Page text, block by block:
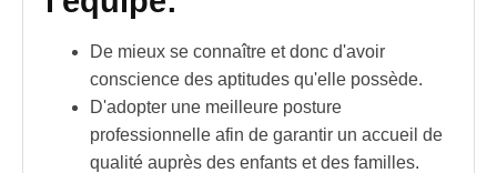
De mieux se connaître et donc d'avoir
conscience des aptitudes qu'elle possède.
D'adopter une meilleure posture
professionnelle afin de garantir un accueil de
qualité auprès des enfants et des familles.